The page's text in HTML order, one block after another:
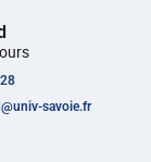
@univ-savoie.fr